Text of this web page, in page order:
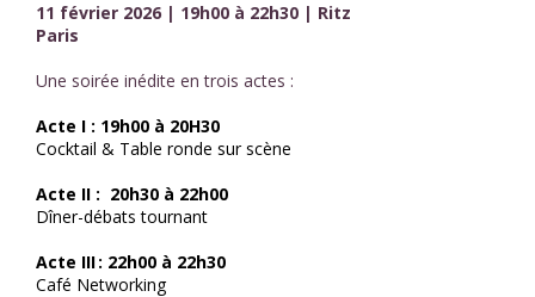
11 février 2026 | 19h00 à 22h30 | Ritz
Paris
Une soirée inédite en trois actes :
Acte I : 19h00 à 20H30
Cocktail & Table ronde sur scène
Acte II : 20h30 à 22h00
Dîner-débats tournant
Acte III : 22h00 à 22h30
Café Networking